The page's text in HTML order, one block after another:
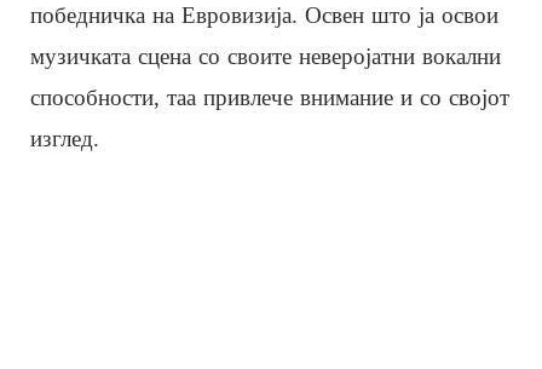
победничка на Евровизија. Освен што ја освои
музичката сцена со своите неверојатни вокални
способности, таа привлече внимание и со својот
изглед.